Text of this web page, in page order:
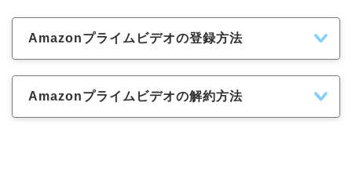
Amazonプライムビデオの登録方法
Amazonプライムビデオの解約方法